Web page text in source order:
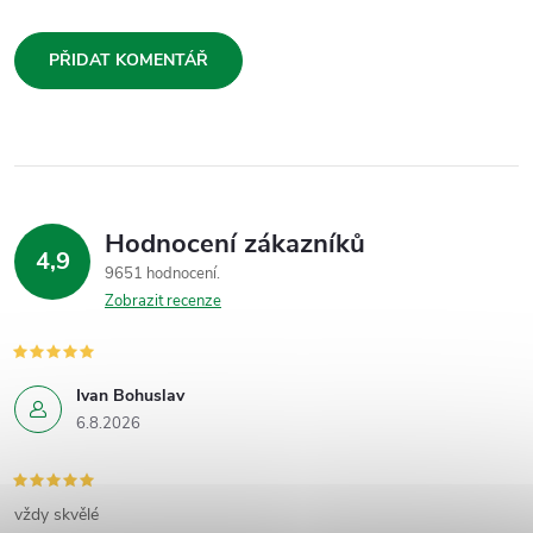
PŘIDAT KOMENTÁŘ
4,9 Hodnocení zákazníků
9651 hodnocení
Zobrazit recenze
Ivan Bohuslav
6.8.2026
vždy skvělé